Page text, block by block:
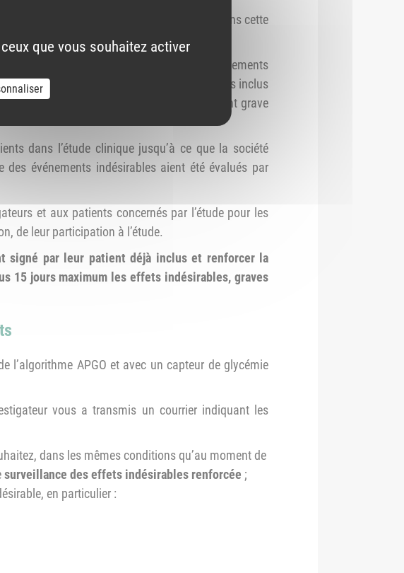
et enfants) ont été inclus et sont suivis dans cette
l'ANSM a constaté que plusieurs événements
d’hypoglycémie, survenus chez des patients inclus
que tout incident ou risque d’incident grave
dans l’étude clinique jusqu’à ce que la société
événements indésirables aient été évalués par
et aux patients concernés par l’étude pour les
de leur participation à l’étude.
signé par leur patient déjà inclus et renforcer la
15 jours maximum les effets indésirables, graves
l’algorithme APGO et avec un capteur de glycémie
vous a transmis un courrier indiquant les
dans les mêmes conditions qu’au moment de
surveillance des effets indésirables renforcée ;
en particulier :
que vous souhaitez activer